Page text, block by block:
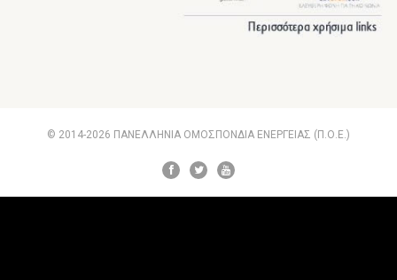
© 2014-2026 ΠΑΝΕΛΛΗΝΙΑ ΟΜΟΣΠΟΝΔΙΑ ΕΝΕΡΓΕΙΑΣ (Π.Ο.Ε.)